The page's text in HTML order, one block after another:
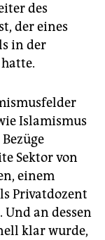
des
der eines
in der
Islamismus
Sektor von
einem
Privatdozent
an dessen
klar wurde,